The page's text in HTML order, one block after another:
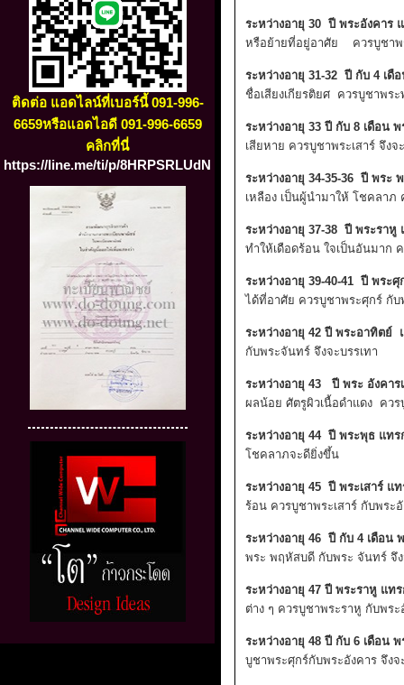
ติดต่อ แอดไลน์ที่เบอร์นี้ 091-996-
6659หรือแอดไอดี 091-996-6659
คลิกที่นี่
https://line.me/ti/p/8HRPSRLUdN
ระหว่างอายุ 30 ปี พระอังคาร
หรือย้ายที่อยู่อาศัย ควรบูชาพ
ระหว่างอายุ 31-32 ปี กับ 4 เ
ชื่อเสียงเกียรติยศ ควรบูชาพร
ระหว่างอายุ 33 ปี กับ 8 เดือน
เสียหาย ควรบูชาพระเสาร์ จึงจ
ระหว่างอายุ 34-35-36 ปี พร
เหลือง เป็นผู้นำมาให้ โชคลา
ระหว่างอายุ 37-38 ปี พระรา
ทำให้เดือดร้อน ใจเป็นอันมาก
ระหว่างอายุ 39-40-41 ปี พร
ได้ที่อาศัย ควรบูชาพระศุกร์ กั
ระหว่างอายุ 42 ปี พระอาทิต
กับพระจันทร์ จึงจะบรรเทา
ระหว่างอายุ 43 ปี พระ อังคาร
ผลน้อย ศัตรูผิวเนื้อดำแดง ควร
ระหว่างอายุ 44 ปี พระพุธ แท
โชคลาภจะดียิ่งขึ้น
ระหว่างอายุ 45 ปี พระเสาร์ แ
ร้อน ควรบูชาพระเสาร์ กับพระ
ระหว่างอายุ 46 ปี กับ 4 เดือน
พระ พฤหัสบดี กับพระ จันทร์ จึง
ระหว่างอายุ 47 ปี พระราหู แท
ต่าง ๆ ควรบูชาพระราหู กับพร
ระหว่างอายุ 48 ปี กับ 6 เดือน
บูชาพระศุกร์กับพระอังคาร จึง